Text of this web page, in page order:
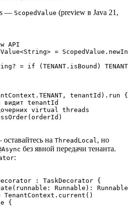
— ScopedValue (preview в Java 21,
API
=
= if (TENANT.isBound)
tenantId).run {
видит tenantId
virtual threads
на ThreadLocal, но
без явной передачи тенанта.
:
: TaskDecorator {
Runnable):
TenantContext.current()
{